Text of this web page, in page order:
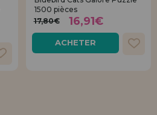
1500 pièces
17,80€
16,91€
ACHETER